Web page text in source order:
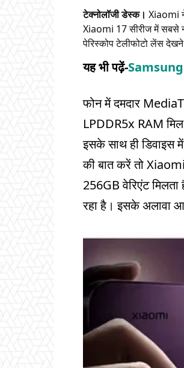
टेक्नोलॉजी डेस्क। Xiaomi
Xiaomi 17 सीरीज में सबसे
पेरिस्कोप टेलीफोटो लेंस
यह भी पढ़ें-Samsung
फोन में दमदार
LPDDR5x RAM
इसके साथ ही डिवाइस
की बात करें तो
256GB वेरिएंट
रहा है। इसके अलावा